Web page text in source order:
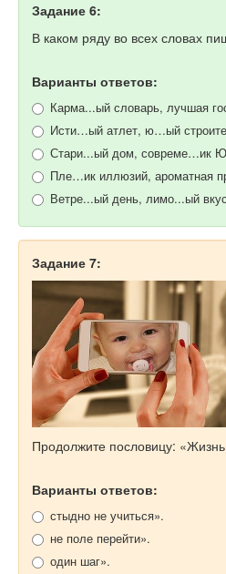
Задание 6:
В каком ряду во всех словах
Варианты ответов:
Карма...ый словарь, лучшая
Исти…ый атлет, ю…ый
Стари...ый дом, совреме…ик
Пле…ик иллюзий, ароматная
Ветре...ый день, лимо...ый вкус
Задание 7:
Продолжите пословицу:
Варианты ответов:
стыдно не учиться».
не поле перейти».
один шаг».